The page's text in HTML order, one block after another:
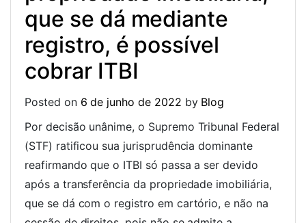
que se dá mediante
registro, é possível
cobrar ITBI
Posted on 6 de junho de 2022 by Blog
Por decisão unânime, o Supremo Tribunal Federal
(STF) ratificou sua jurisprudência dominante
reafirmando que o ITBI só passa a ser devido
após a transferência da propriedade imobiliária,
que se dá com o registro em cartório, e não na